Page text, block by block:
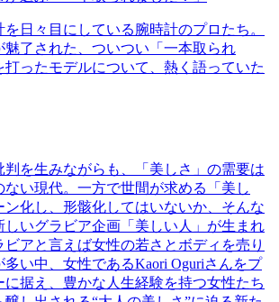
日々目にしている腕時計のプロたち。
魅了された、ついつい「一本取られ
打ったモデルについて、熱く語っていた
判を生みながらも、「美しさ」の需要は
ない現代。一方で世間が求める「美し
ン化し、形骸化してはいないか、そんな
しいグラビア企画「美しい人」が生まれ
ビアと言えば女性の若さとボディを売り
多い中、女性であるKaori Oguriさんをプ
に据え、豊かな人生経験を持つ女性たち